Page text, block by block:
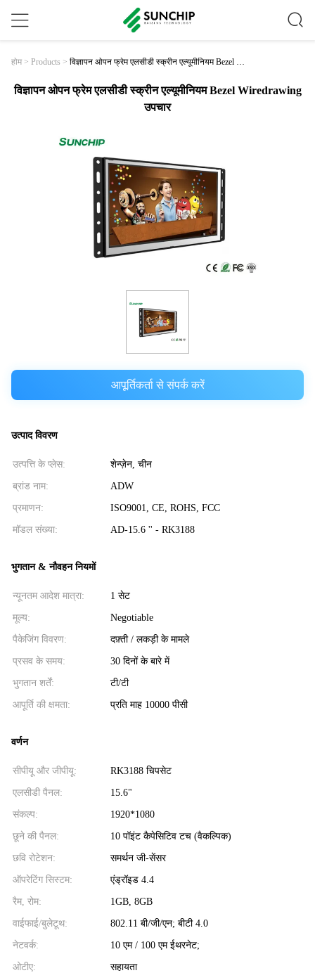
होम > Products > विज्ञापन ओपन फ्रेम एलसीडी स्क्रीन एल्यूमीनियम Bezel Wir
विज्ञापन ओपन फ्रेम एलसीडी स्क्रीन एल्यूमीनियम Bezel Wiredrawing
उपचार
आपूर्तिकर्ता से संपर्क करें
उत्पाद विवरण
उत्पत्ति के प्लेस: शेन्ज़ेन, चीन
ब्रांड नाम: ADW
प्रमाणन: ISO9001, CE, ROHS, FCC
मॉडल संख्या: AD-15.6 '' - RK3188
भुगतान & नौवहन नियमों
न्यूनतम आदेश मात्रा: 1 सेट
मूल्य: Negotiable
पैकेजिंग विवरण: दफ़्ती / लकड़ी के मामले
प्रसव के समय: 30 दिनों के बारे में
भुगतान शर्तें: टी/टी
आपूर्ति की क्षमता: प्रति माह 10000 पीसी
वर्णन
सीपीयू और जीपीयू: RK3188 चिपसेट
एलसीडी पैनल: 15.6"
संकल्प: 1920*1080
छूने की पैनल: 10 पॉइंट कैपेसिटिव टच (वैकल्पिक)
छवि रोटेशन: समर्थन जी-सेंसर
ऑपरेटिंग सिस्टम: एंड्रॉइड 4.4
रैम, रोम: 1GB, 8GB
वाईफाई/बुलेटूथ: 802.11 बी/जी/एन; बीटी 4.0
नेटवर्क: 10 एम / 100 एम ईथरनेट;
ओटीए: सहायता